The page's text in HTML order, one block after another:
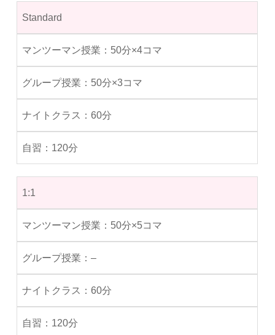
Standard
50分×4コマ
50分×3コマ
60分
120分
1:1
50分×5コマ
–
60分
120分